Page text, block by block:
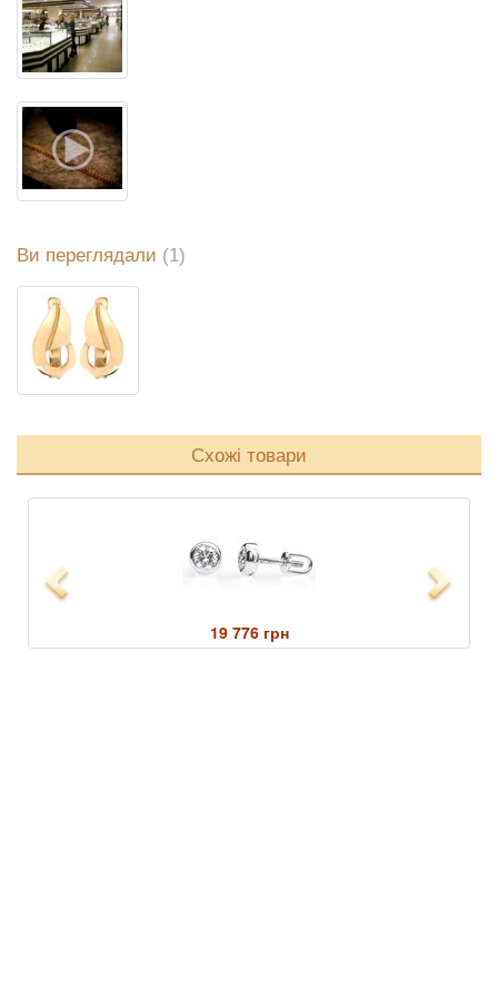
Ви переглядали (1)
Схожі товари
Previous
19 776 грн
Next